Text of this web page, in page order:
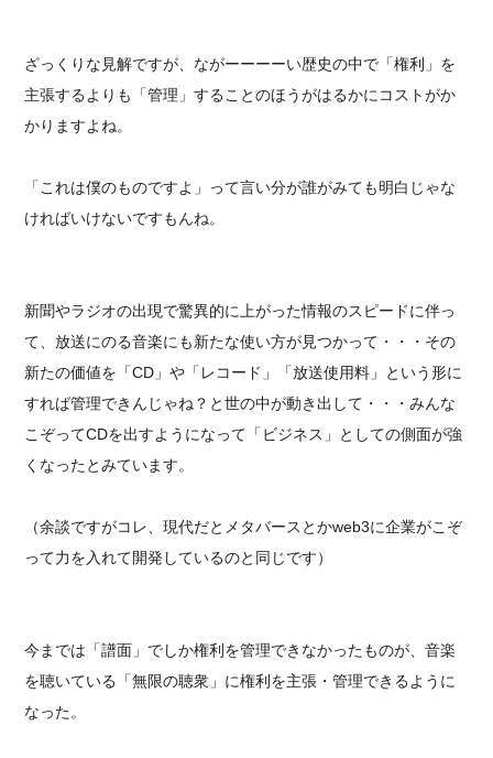
ざっくりな見解ですが、ながーーーーい歴史の中で「権利」を
主張するよりも「管理」することのほうがはるかにコストがか
かりますよね。
「これは僕のものですよ」って言い分が誰がみても明白じゃな
ければいけないですもんね。
新聞やラジオの出現で驚異的に上がった情報のスピードに伴っ
て、放送にのる音楽にも新たな使い方が見つかって・・・その
新たの価値を「CD」や「レコード」「放送使用料」という形に
すれば管理できんじゃね？と世の中が動き出して・・・みんな
こぞってCDを出すようになって「ビジネス」としての側面が強
くなったとみています。
（余談ですがコレ、現代だとメタバースとかweb3に企業がこぞ
って力を入れて開発しているのと同じです）
今までは「譜面」でしか権利を管理できなかったものが、音楽
を聴いている「無限の聴衆」に権利を主張・管理できるように
なった。